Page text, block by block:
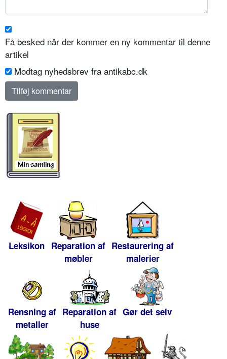
Få besked når der kommer en ny kommentar til denne
artikel
Modtag nyhedsbrev fra antikabc.dk
Leksikon Reparation af
møbler
Restaurering af
malerier
Rensning af
metaller
Reparation af
huse
Gør det selv